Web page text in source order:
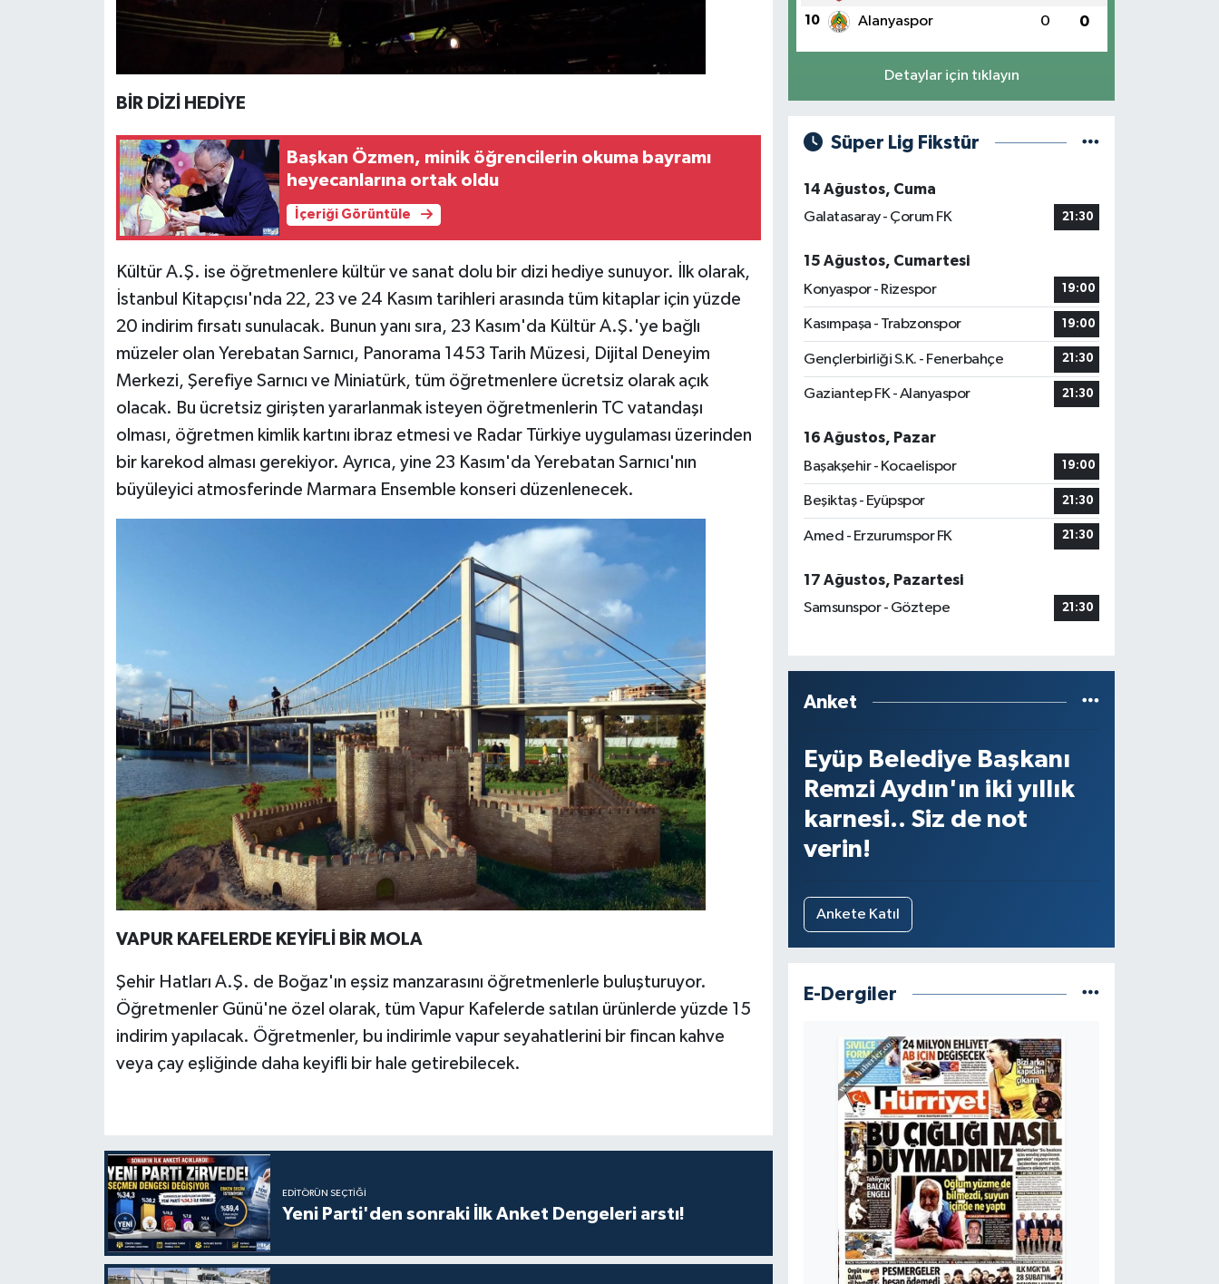
BİR DİZİ HEDİYE
Başkan Özmen, minik öğrencilerin okuma bayramı
heyecanlarına ortak oldu
İçeriği Görüntüle
Kültür A.Ş. ise öğretmenlere kültür ve sanat dolu bir dizi hediye sunuyor. İlk olarak,
İstanbul Kitapçısı'nda 22, 23 ve 24 Kasım tarihleri arasında tüm kitaplar için yüzde
20 indirim fırsatı sunulacak. Bunun yanı sıra, 23 Kasım'da Kültür A.Ş.'ye bağlı
müzeler olan Yerebatan Sarnıcı, Panorama 1453 Tarih Müzesi, Dijital Deneyim
Merkezi, Şerefiye Sarnıcı ve Miniatürk, tüm öğretmenlere ücretsiz olarak açık
olacak. Bu ücretsiz girişten yararlanmak isteyen öğretmenlerin TC vatandaşı
olması, öğretmen kimlik kartını ibraz etmesi ve Radar Türkiye uygulaması üzerinden
bir karekod alması gerekiyor. Ayrıca, yine 23 Kasım'da Yerebatan Sarnıcı'nın
büyüleyici atmosferinde Marmara Ensemble konseri düzenlenecek.
VAPUR KAFELERDE KEYİFLİ BİR MOLA
Şehir Hatları A.Ş. de Boğaz'ın eşsiz manzarasını öğretmenlerle buluşturuyor.
Öğretmenler Günü'ne özel olarak, tüm Vapur Kafelerde satılan ürünlerde yüzde 15
indirim yapılacak. Öğretmenler, bu indirimle vapur seyahatlerini bir fincan kahve
veya çay eşliğinde daha keyifli bir hale getirebilecek.
EDITÖRÜN SEÇTIĞI
Yeni Parti'den sonraki İlk Anket Dengeleri arstı!
10 Alanyaspor 0 0
Detaylar için tıklayın
Süper Lig Fikstür
14 Ağustos, Cuma
Galatasaray - Çorum FK
21:30
15 Ağustos, Cumartesi
Konyaspor - Rizespor
19:00
Kasımpaşa - Trabzonspor 19:00
Gençlerbirliği S.K. - Fenerbahçe 21:30
Gaziantep FK - Alanyaspor 21:30
16 Ağustos, Pazar
Başakşehir - Kocaelispor
19:00
Beşiktaş - Eyüpspor 21:30
Amed - Erzurumspor FK 21:30
17 Ağustos, Pazartesi
Samsunspor - Göztepe
21:30
Anket
Eyüp Belediye Başkanı
Remzi Aydın'ın iki yıllık
karnesi.. Siz de not
verin!
Ankete Katıl
E-Dergiler